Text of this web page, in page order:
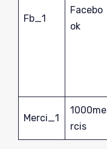
Fb_1
Facebo
ok
Merci_1
1000me
rcis